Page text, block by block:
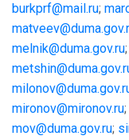
burkprf@mail.ru;
melnik@duma.gov.ru;
mironov@mironov.ru;
mov@duma.gov.ru;